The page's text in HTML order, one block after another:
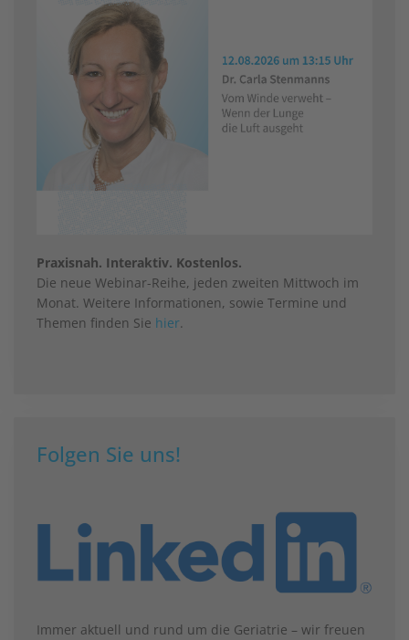
Praxisnah. Interaktiv. Kostenlos.
Die neue Webinar-Reihe, jeden zweiten Mittwoch im
Monat. Weitere Informationen, sowie Termine und
Themen finden Sie hier.
Folgen Sie uns!
Immer aktuell und rund um die Geriatrie – wir freuen